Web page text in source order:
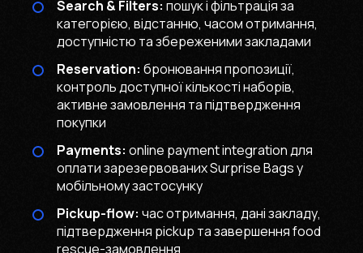
Search & Filters: пошук і фільтрація за
категорією, відстанню, часом отримання,
доступністю та збереженими закладами
Reservation: бронювання пропозиції,
контроль доступної кількості наборів,
активне замовлення та підтвердження
покупки
Payments: online payment integration для
оплати зарезервованих Surprise Bags у
мобільному застосунку
Pickup-flow: час отримання, дані закладу,
підтвердження pickup та завершення food
rescue-замовлення